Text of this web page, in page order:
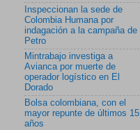
Inspeccionan la sede de
Colombia Humana por
indagación a la campaña de
Petro
Mintrabajo investiga a
Avianca por muerte de
operador logístico en El
Dorado
Bolsa colombiana, con el
mayor repunte de últimos 15
años